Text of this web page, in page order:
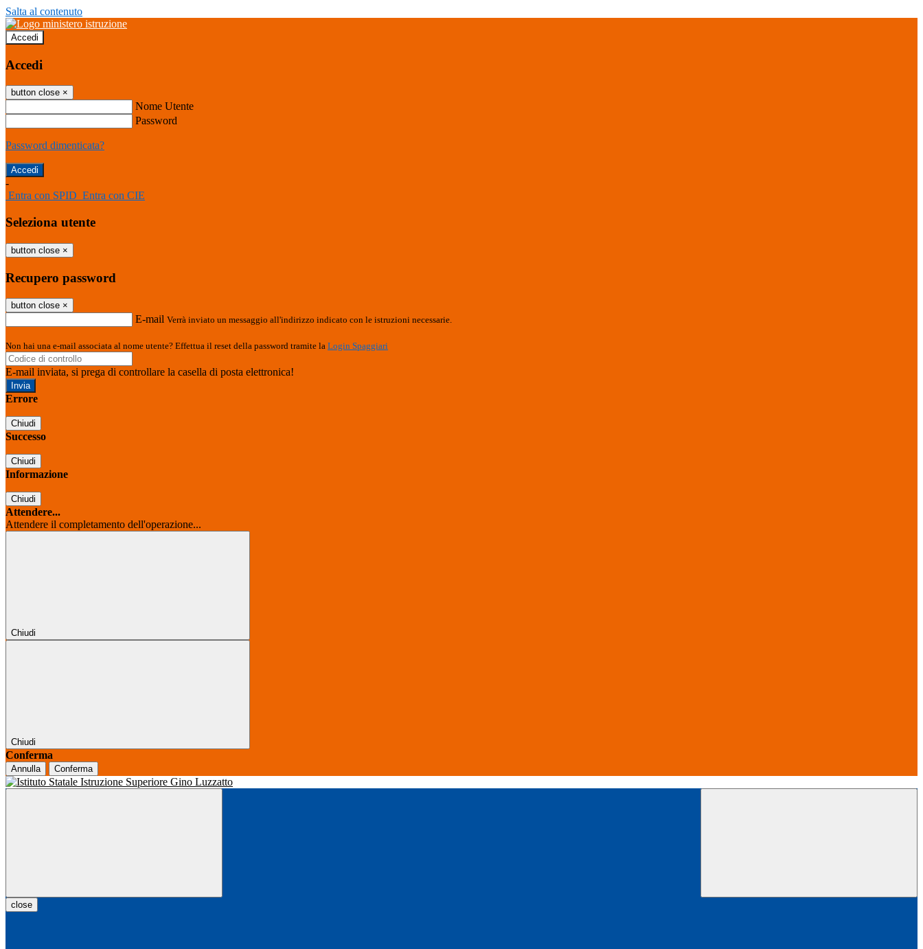
Salta al contenuto
Accedi
Accedi
button close ×
Nome Utente
Password
Password dimenticata?
-
Entra con SPID Entra con CIE
Seleziona utente
button close ×
Recupero password
button close ×
E-mail Verrà inviato un messaggio all'indirizzo indicato con le istruzioni necessarie.
Non hai una e-mail associata al nome utente? Effettua il reset della password tramite la Login Spaggiari
E-mail inviata, si prega di controllare la casella di posta elettronica!
Errore
Chiudi
Successo
Chiudi
Informazione
Chiudi
Attendere...
Attendere il completamento dell'operazione...
Chiudi
Chiudi
Conferma
Annulla Conferma
close